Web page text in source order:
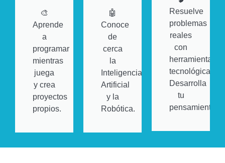
🎨
Aprende
a
programar
mientras
juega
y crea
proyectos
propios.
🤖
Conoce
de
cerca
la
Inteligencia
Artificial
y la
Robótica.
Resuelve
problemas
reales
con
herramientas
tecnológicas.
Desarrolla
tu
pensamiento.